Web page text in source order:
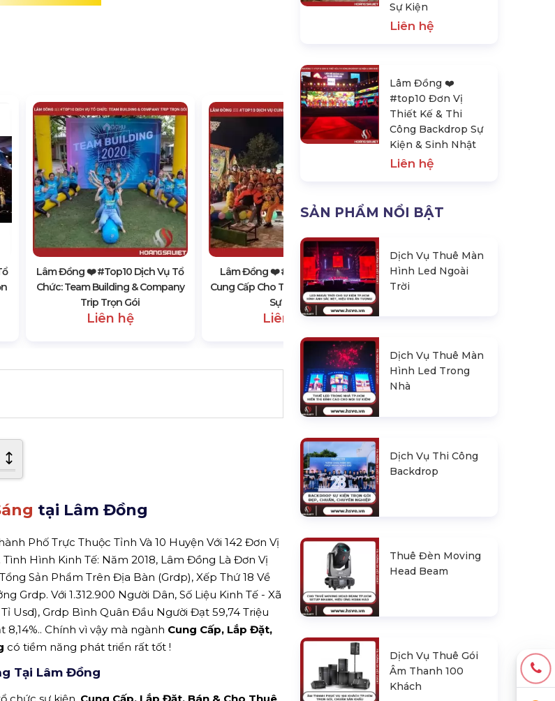
Lâm Đồng ❤️️ #top10 Dịch Vụ Tổ
Chức: Team Building & Company
Trip Trọn Gói
Liên hệ
Lâm Đồng ❤️️ #top10 Dịch Vụ
Cung Cấp Cho Thuê Lân Sư Rồng,
Sự Kiện
Liên hệ
Lâm Đồng ❤️️ #top10 Đơn Vị Thiết
& Sinh Nhật
Liên hệ
tại Lâm Đồng
Phố Trực Thuộc Tỉnh Và 10 Huyện Với 142 Đơn Vị
Tình Hình Kinh Tế: Năm 2018, Lâm Đồng Là Đơn Vị
Sản Phẩm Trên Địa Bàn (Grdp), Xếp Thứ 18 Về
Grdp. Với 1.312.900 Người Dân, Số Liệu Kinh Tế - Xã
Usd), Grdp Bình Quân Đầu Người Đạt 59,74 Triệu
Chính vì vậy mà ngành Cung Cấp, Lắp Đặt,
có tiềm năng phát triển rất tốt !
Tại Lâm Đồng
Sự Kiện
Liên hệ
Lâm Đồng ❤️️
#top10 Đơn Vị
Thiết Kế & Thi
Công Backdrop Sự
Kiện & Sinh Nhật
Liên hệ
SẢN PHẨM NỔI BẬT
Dịch Vụ Thuê Màn
Hình Led Ngoài
Trời
Dịch Vụ Thuê Màn
Hình Led Trong
Nhà
Dịch Vụ Thi Công
Backdrop
Thuê Đèn Moving
Head Beam
Dịch Vụ Thuê Gói
Âm Thanh 100
Khách